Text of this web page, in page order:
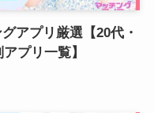
アプリ厳選【20代・
プリ一覧】